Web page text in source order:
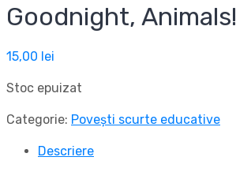
Goodnight, Animals!
15,00 lei
Stoc epuizat
Categorie: Povești scurte educative
Descriere